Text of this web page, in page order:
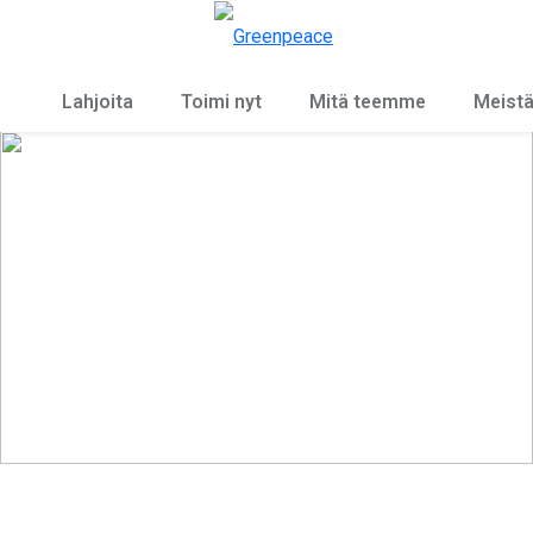
Lahjoita Toimi nyt Mitä teemme Meistä